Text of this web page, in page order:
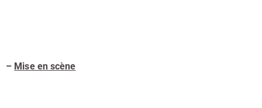
– Mise en scène